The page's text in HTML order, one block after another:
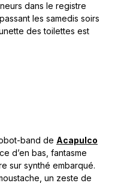
dans le registre
les samedis soirs
des toilettes est
band de Acapulco
d’en bas, fantasme
sur synthé embarqué.
un zeste de